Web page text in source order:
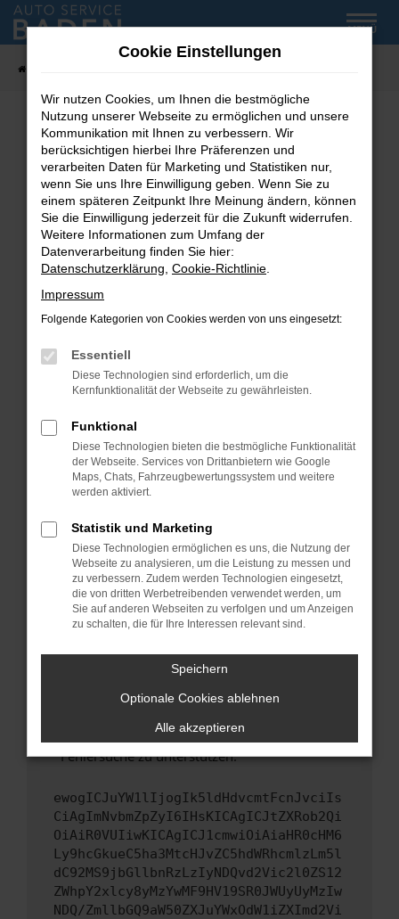
Zum
Hauptinhalt
MENÜ
Fehler: Network Error
Beim Laden ist ein Fehler aufgetreten.
Hier sind ein paar Tipps, die dir helfen können:
Überprüfe deine Firewall und deine
Internetverbindung.
Laden andere Webseiten, zum Beispiel deine
Suchmaschine?
Prüfe deine Browsererweiterungen.
können das Laden bestimmter Seiten
verhindern. Funktioniert die Seite in einem
Fenster?
Starte dein Gerät neu.
Das kann manchmal helfen, vorübergehende
Probleme zu beheben.
Betriebssystem auf dem neuesten Stand
sind.
Veraltete Software birgt nicht nur ein
Sicherheitsrisiko, sondern kann auch dazu
führen, dass bestimmte Funktionen nicht mehr
unterstützt werden.
Wende dich an den Webseitenbetreiber.
Wenn du alle oben genannten Schritte versucht
hast, kontaktiere uns bitte. Wir werden
uns diesen Text schicken, um uns bei der
Fehlersuche zu unterstützen:
ewogICJuYW1lIjogIk5ldHdvcmtFcnJvciIs
CiAgImNvbmZpZyI6IHsKICAgICJtZXRob2Qi
OiAiR0VUIiwKICAgICJ1cmwiOiAiaHR0cHM6
Ly9hcGkueC5ha3MtcHJvZC5hdWRhcmlzLm5l
dC92MS9jbGllbnRzLzIyNDQvd2Vic2l0ZS12
ZWhpY2xlcy8yMzYwMF9HV19SR0JWUyUyMzIw
NDQ/ZmllbGQ9aW50ZXJuYWxOdW1iZXImd2Vi
Cookie Einstellungen
Wir nutzen Cookies, um Ihnen die bestmögliche
Nutzung unserer Webseite zu ermöglichen und unsere
Kommunikation mit Ihnen zu verbessern. Wir
berücksichtigen hierbei Ihre Präferenzen und
verarbeiten Daten für Marketing und Statistiken nur,
wenn Sie uns Ihre Einwilligung geben. Wenn Sie zu
einem späteren Zeitpunkt Ihre Meinung ändern, können
Sie die Einwilligung jederzeit für die Zukunft widerrufen.
Weitere Informationen zum Umfang der
Datenverarbeitung finden Sie hier:
Datenschutzerklärung Cookie-Richtlinie
Impressum
Folgende Kategorien von Cookies werden von uns eingesetzt:
Essentiell
Diese Technologien sind erforderlich, um die
Kernfunktionalität der Webseite zu gewährleisten.
Funktional
Diese Technologien bieten die bestmögliche Funktionalität
der Webseite. Services von Drittanbietern wie Google
Maps, Chats, Fahrzeugbewertungssystem und weitere
werden aktiviert.
Statistik und Marketing
Diese Technologien ermöglichen es uns, die Nutzung der
Webseite zu analysieren, um die Leistung zu messen und
zu verbessern. Zudem werden Technologien eingesetzt,
die von dritten Werbetreibenden verwendet werden, um
Sie auf anderen Webseiten zu verfolgen und um Anzeigen
zu schalten, die für Ihre Interessen relevant sind.
Speichern
Optionale Cookies ablehnen
Alle akzeptieren